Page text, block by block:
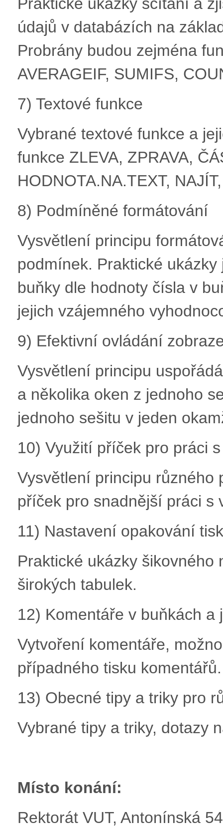
údajů v databázích na
Probrány budou zejména
AVERAGEIF, SUMIFS,
7) Textové funkce
Vybrané textové funkce a
funkce ZLEVA, ZPRAVA,
HODNOTA.NA.TEXT,
8) Podmíněné formátování
Vysvětlení principu
podmínek. Praktické
buňky dle hodnoty čísla v
jejich vzájemného
9) Efektivní ovládání
Vysvětlení principu
a několika oken z jednoho
jednoho sešitu v jeden
10) Využití příček pro práci
Vysvětlení principu různého
příček pro snadnější práci s
11) Nastavení opakování
Praktické ukázky
širokých tabulek.
12) Komentáře v buňkách
Vytvoření komentáře,
případného tisku komentářů.
13) Obecné tipy a triky pro
Vybrané tipy a triky, dotazy
Místo konání:
Rektorát VUT, Antonínská